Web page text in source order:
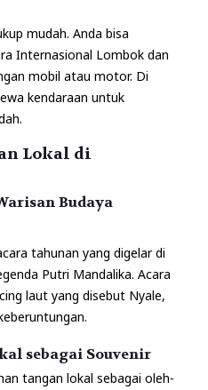
mudah. Anda bisa
Internasional Lombok dan
mobil atau motor. Di
kendaraan untuk
Lokal di
Budaya
tahunan yang digelar di
Putri Mandalika. Acara
laut yang disebut Nyale,
sebagai Souvenir
tangan lokal sebagai oleh-